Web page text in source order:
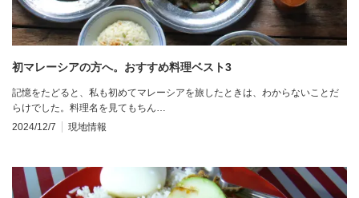
初マレーシアの方へ。おすすめ料理ベスト3
記憶をたどると、私も初めてマレーシアを旅したときは、わからないことだ
らけでした。料理名を見てもちん…
2024/12/7
現地情報